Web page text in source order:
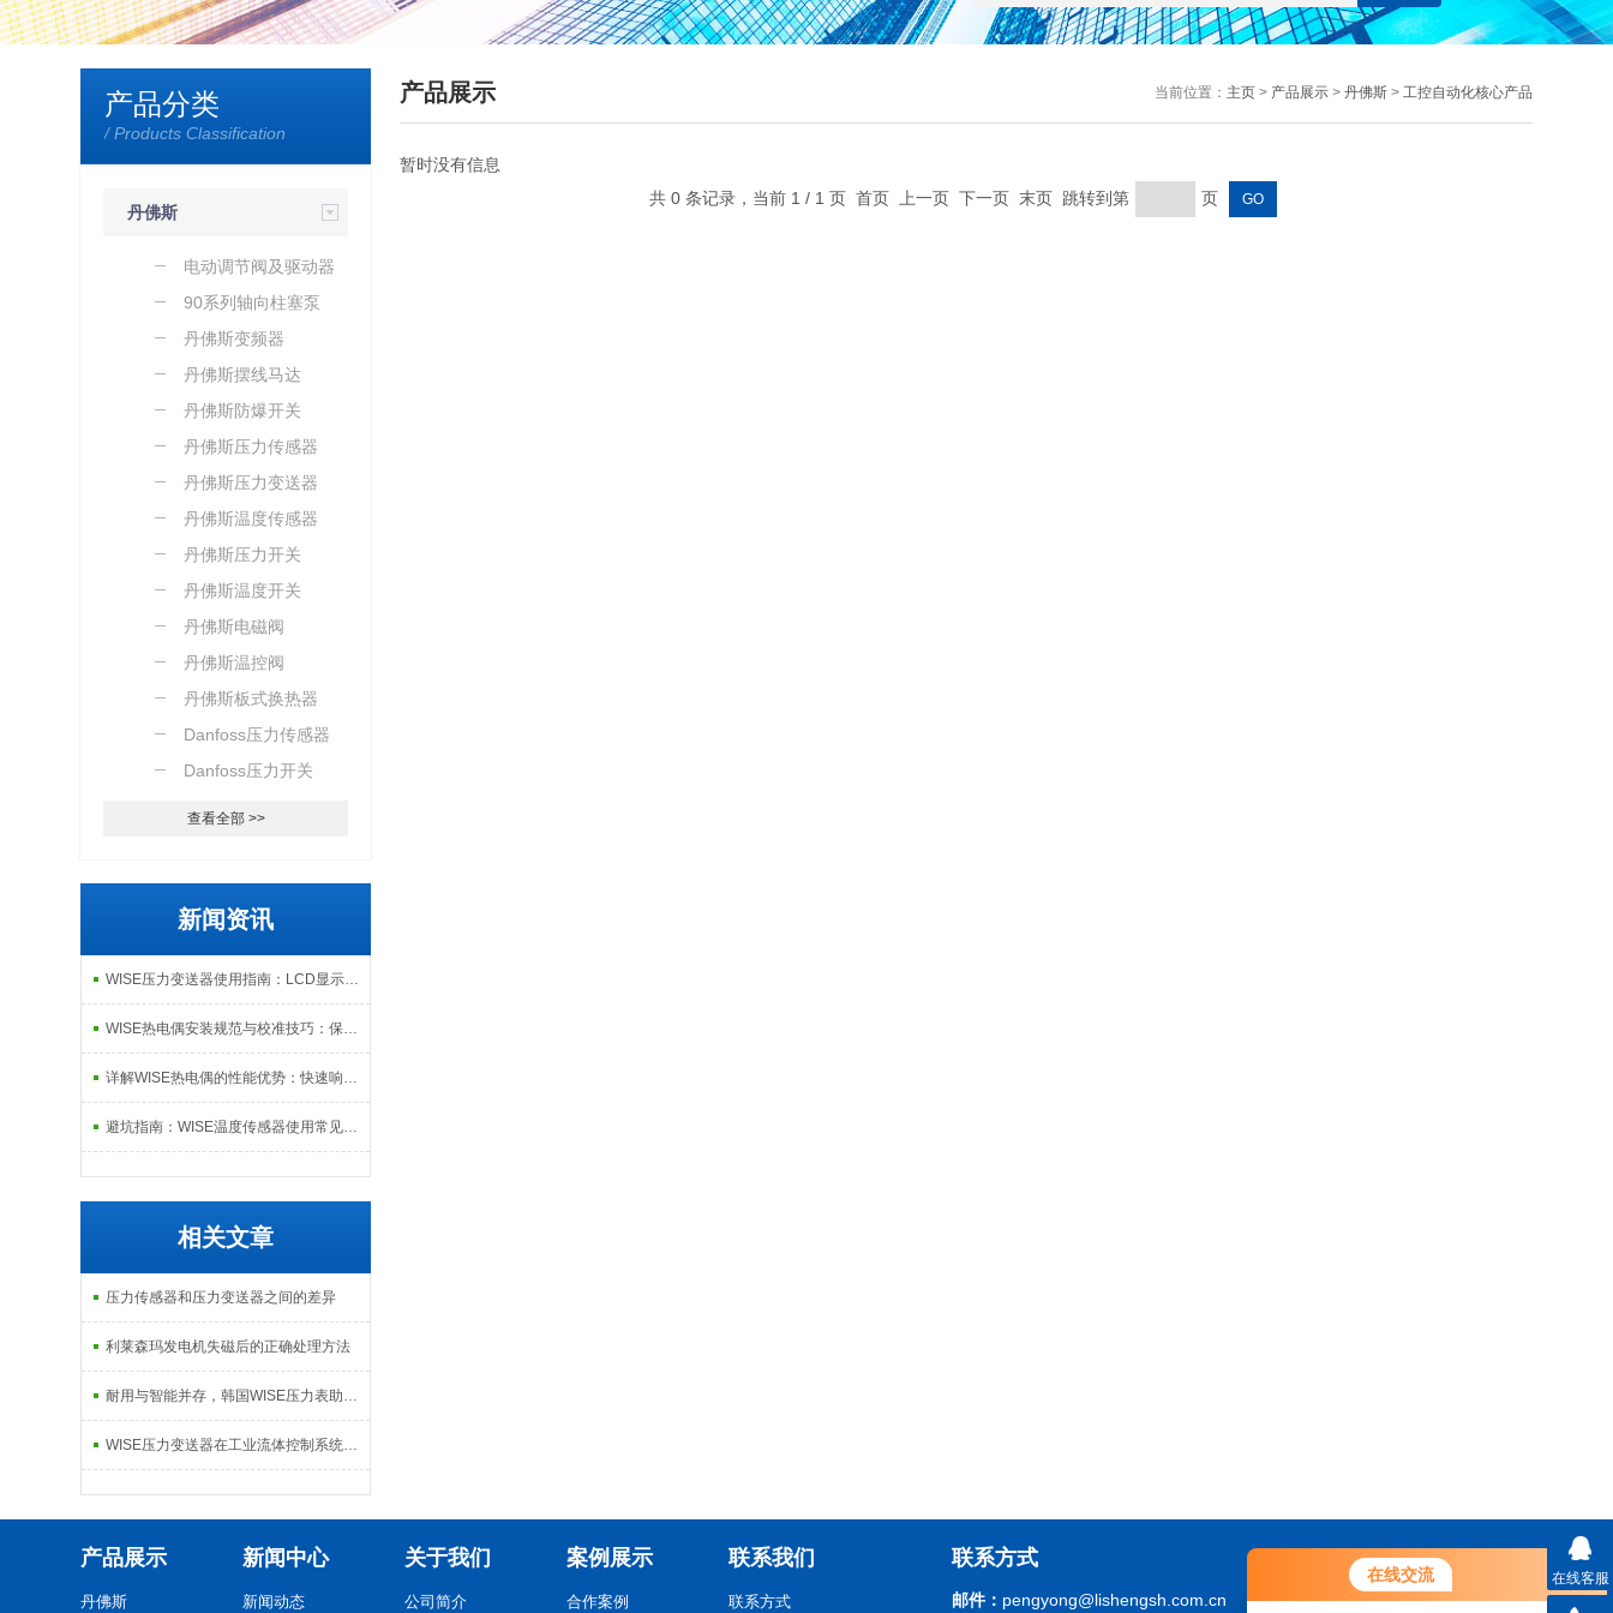
在线交流
产品分类
/ Products Classification
丹佛斯
电动调节阀及驱动器
90系列轴向柱塞泵
丹佛斯变频器
丹佛斯摆线马达
丹佛斯防爆开关
丹佛斯压力传感器
丹佛斯压力变送器
丹佛斯温度传感器
丹佛斯压力开关
丹佛斯温度开关
丹佛斯电磁阀
丹佛斯温控阀
丹佛斯板式换热器
Danfoss压力传感器
Danfoss压力开关
查看全部 >>
新闻资讯
WISE压力变送器使用指南：LCD显示、故障自检与数据远程传输功能解析
WISE热电偶安装规范与校准技巧：保障长期测温准确性与数据可靠性的系统方案
详解WISE热电偶的性能优势：快速响应、高稳定性与抗干扰能力，适配复杂工况需求
避坑指南：WISE温度传感器使用常见误区及纠正方法
相关文章
压力传感器和压力变送器之间的差异
利莱森玛发电机失磁后的正确处理方法
耐用与智能并存，韩国WISE压力表助力自动化升级
WISE压力变送器在工业流体控制系统中的应用
产品展示 当前位置： 主页> 产品展示> 丹佛斯> 工控自动化核心产品
暂时没有信息
共 0 条记录，当前 1 / 1 页 首页 上一页 下一页 末页 跳转到第
页
产品展示
丹佛斯
新闻中心
新闻动态
关于我们
公司简介
案例展示
合作案例
联系我们
联系方式
联系方式
邮件： pengyong@lishengsh.com.cn
在线客服